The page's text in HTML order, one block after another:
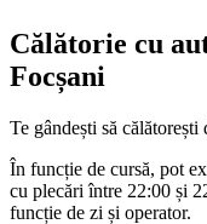
Călătorie cu
Focșani
Te gândești să
În funcție de cursă, pot
cu plecări între 22:00 și
funcție de zi și operator.